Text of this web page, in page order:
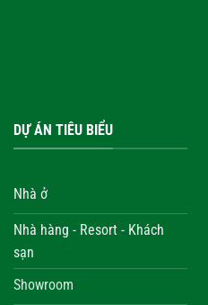
DỰ ÁN TIÊU BIỂU
Nhà ở
Nhà hàng - Resort - Khách
sạn
Showroom